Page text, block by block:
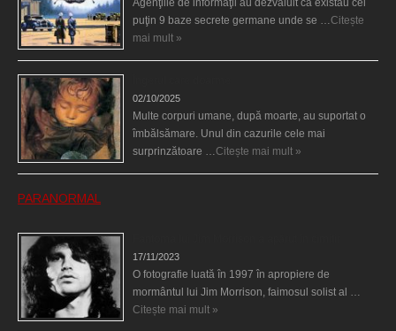
Agenţiile de informaţii au dezvăluit că existau cel
puţin 9 baze secrete germane unde se …Citește
mai mult »
02/10/2025
Multe corpuri umane, după moarte, au suportat o
îmbălsămare. Unul din cazurile cele mai
surprinzătoare …Citește mai mult »
PARANORMAL
17/11/2023
O fotografie luată în 1997 în apropiere de
mormântul lui Jim Morrison, faimosul solist al …
Citește mai mult »